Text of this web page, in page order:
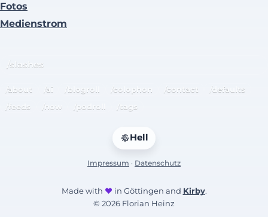
Fotos
Medienstrom
/slashes
/about /ai /blogroll /colophon /contact
/defaults
/feeds
/now /podroll /tags
Hell
Impressum · Datenschutz
Made with ♥ in Göttingen and Kirby.
© 2026 Florian Heinz